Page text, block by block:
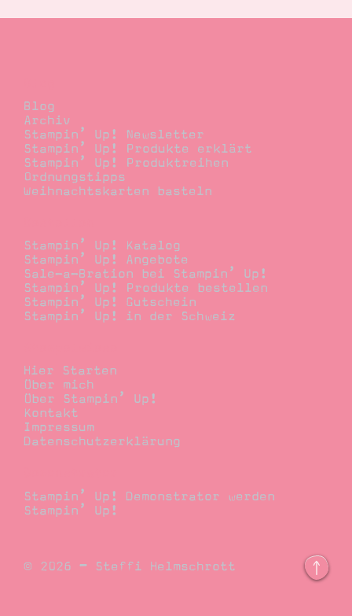
Blog
Archiv
Stampin’ Up! Newsletter
Stampin’ Up! Produkte erklärt
Stampin’ Up! Produktreihen
Ordnungstipps
Weihnachtskarten basteln
Stampin’ Up! Katalog
Stampin’ Up! Angebote
Sale-a-Bration bei Stampin’ Up!
Stampin’ Up! Produkte bestellen
Stampin’ Up! Gutschein
Stampin’ Up! in der Schweiz
Hier Starten
Über mich
Über Stampin’ Up!
Kontakt
Impressum
Datenschutzerklärung
Stampin’ Up! Demonstrator werden
Stampin’ Up!
© 2026 – Steffi Helmschrott